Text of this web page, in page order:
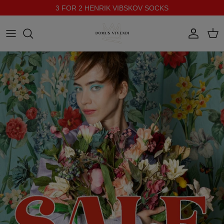
3 FOR 2 HENRIK VIBSKOV SOCKS
Konto